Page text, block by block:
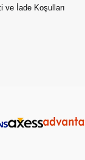
ve İade Koşulları